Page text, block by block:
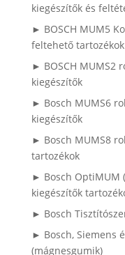
kiegészítők és
► BOSCH MUM5
feltehető tartozékok
► BOSCH MUMS2
kiegészítők
► Bosch MUMS6
kiegészítők
► Bosch MUMS8
tartozékok
► Bosch OptiMUM
kiegészítők
► Bosch
► Bosch, Siemens
(mágnesgumik)